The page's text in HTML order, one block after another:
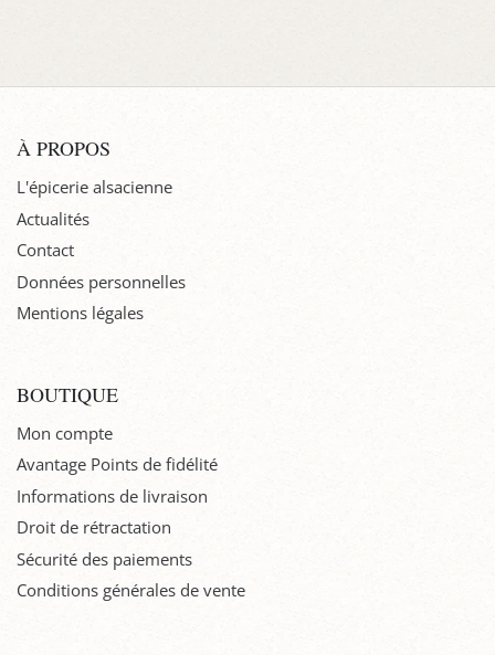
À PROPOS
L'épicerie alsacienne
Actualités
Contact
Données personnelles
Mentions légales
BOUTIQUE
Mon compte
Avantage Points de fidélité
Informations de livraison
Droit de rétractation
Sécurité des paiements
Conditions générales de vente